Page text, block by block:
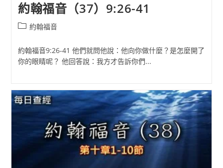
約翰福音（37）9:26-41
Post約翰福音
約翰福音9:26-41 他們就問他說：他向你做什麼？是怎麼開了
你的眼睛呢？ 他回答說：我方才告訴你們...